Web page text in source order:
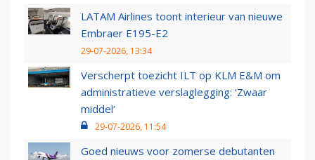
LATAM Airlines toont interieur van nieuwe
Embraer E195-E2
29-07-2026, 13:34
Verscherpt toezicht ILT op KLM E&M om
administratieve verslaglegging: ‘Zwaar
middel’
29-07-2026, 11:54
Goed nieuws voor zomerse debutanten